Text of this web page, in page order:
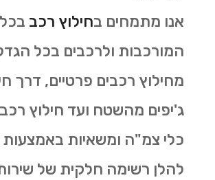
אנו מתמחים בחילוץ רכב
המורכבות ולרכבים בכל
מחילוץ רכבים פרטיים, דרך
ג'יפים מהשטח ועד חילוץ
כלי צמ"ה ומשאיות באמצעות
להלן רשימה חלקית של